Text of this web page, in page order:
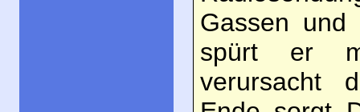
Gassen und
spürt er
verursacht